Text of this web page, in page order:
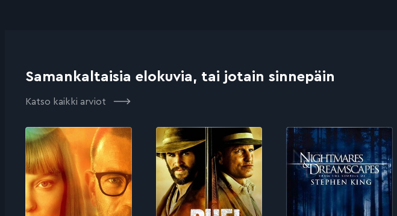
Samankaltaisia elokuvia, tai jotain sinnepäin
Katso kaikki arviot